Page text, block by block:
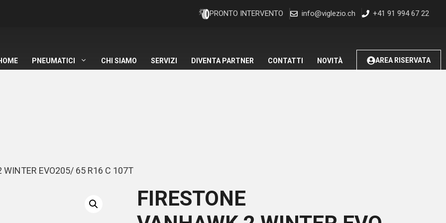
PRONTO INTERVENTO info@viglezio.ch +41 91 994 67 22
PNEUMATICI CHI SIAMO SERVIZI DIVENTA PARTNER CONTATTI NOVITÀ AREA RISERVATA
WINTER EVO205/ 65 R16 C 107T
FIRESTONE